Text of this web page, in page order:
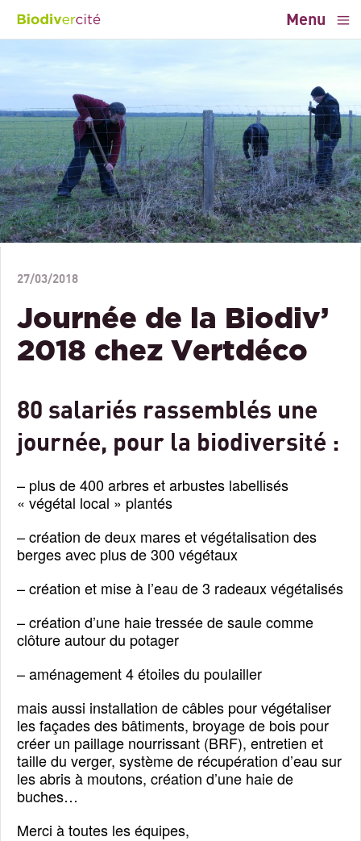
Menu
27/03/2018
Journée de la Biodiv’
2018 chez Vertdéco
80 salariés rassemblés une
journée, pour la biodiversité :
– plus de 400 arbres et arbustes labellisés
« végétal local » plantés
– création de deux mares et végétalisation des
berges avec plus de 300 végétaux
– création et mise à l’eau de 3 radeaux végétalisés
– création d’une haie tressée de saule comme
clôture autour du potager
– aménagement 4 étoiles du poulailler
mais aussi installation de câbles pour végétaliser
les façades des bâtiments, broyage de bois pour
créer un paillage nourrissant (BRF), entretien et
taille du verger, système de récupération d’eau sur
les abris à moutons, création d’une haie de
buches…
Merci à toutes les équipes,